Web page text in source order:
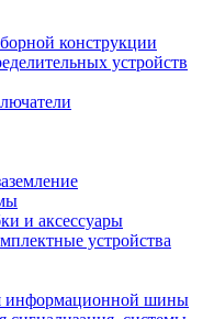
конструкции
устройств
и аксессуары
устройства
информационной шины